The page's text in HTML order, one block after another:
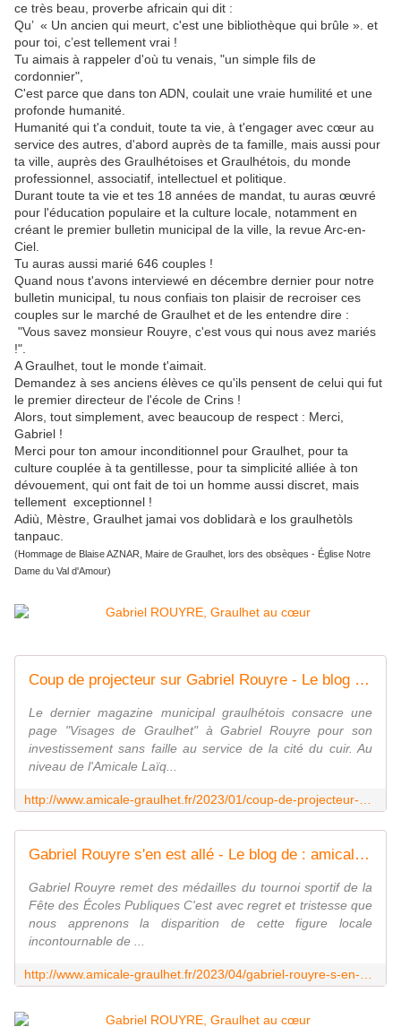
ce très beau, proverbe africain qui dit :
Qu’ « Un ancien qui meurt, c'est une bibliothèque qui brûle ». et
pour toi, c’est tellement vrai !
Tu aimais à rappeler d'où tu venais, "un simple fils de
cordonnier",
C'est parce que dans ton ADN, coulait une vraie humilité et une
profonde humanité.
Humanité qui t'a conduit, toute ta vie, à t'engager avec cœur au
service des autres, d'abord auprès de ta famille, mais aussi pour
ta ville, auprès des Graulhétoises et Graulhétois, du monde
professionnel, associatif, intellectuel et politique.
Durant toute ta vie et tes 18 années de mandat, tu auras œuvré
pour l'éducation populaire et la culture locale, notamment en
créant le premier bulletin municipal de la ville, la revue Arc-en-
Ciel.
Tu auras aussi marié 646 couples !
Quand nous t'avons interviewé en décembre dernier pour notre
bulletin municipal, tu nous confiais ton plaisir de recroiser ces
couples sur le marché de Graulhet et de les entendre dire :
"Vous savez monsieur Rouyre, c'est vous qui nous avez mariés
!".
A Graulhet, tout le monde t'aimait.
Demandez à ses anciens élèves ce qu'ils pensent de celui qui fut
le premier directeur de l'école de Crins !
Alors, tout simplement, avec beaucoup de respect : Merci,
Gabriel !
Merci pour ton amour inconditionnel pour Graulhet, pour ta
culture couplée à ta gentillesse, pour ta simplicité alliée à ton
dévouement, qui ont fait de toi un homme aussi discret, mais
tellement exceptionnel !
Adiù, Mèstre, Graulhet jamai vos doblidarà e los graulhetòls
tanpauc.
(Hommage de Blaise AZNAR, Maire de Graulhet, lors des obsèques - Église Notre
Dame du Val d'Amour)
Coup de projecteur sur Gabriel Rouyre - Le blog de : amicale-graulhet
Le dernier magazine municipal graulhétois consacre une
page "Visages de Graulhet" à Gabriel Rouyre pour son
investissement sans faille au service de la cité du cuir. Au
niveau de l'Amicale Laïq...
Gabriel Rouyre s'en est allé - Le blog de : amicale-graulhet
Gabriel Rouyre remet des médailles du tournoi sportif de la
Fête des Écoles Publiques C'est avec regret et tristesse que
nous apprenons la disparition de cette figure locale
incontournable de ...